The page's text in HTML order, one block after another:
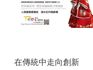
在傳統中走向創新